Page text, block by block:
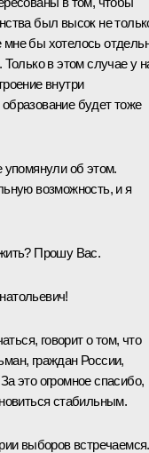
был высок не
мне бы хотелось
в этом случае у
внутри
будет тоже
упомянули об этом.
возможность, и я
Прошу Вас.
говорит о том, что
граждан России,
это огромное спасибо,
стабильным.
выборов встречаемся.